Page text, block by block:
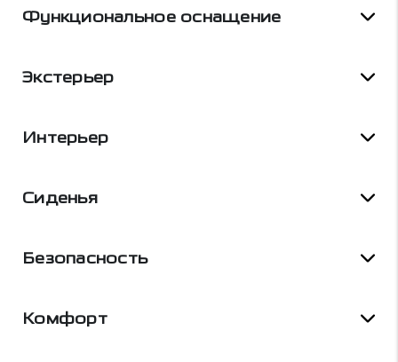
Функциональное оснащение
Экстерьер
Интерьер
Сиденья
Безопасность
Комфорт